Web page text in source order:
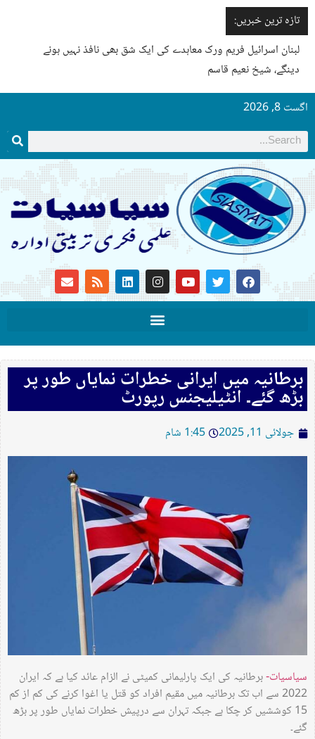
تازہ ترین خبریں:
لبنان اسرائیل فریم ورک معاہدے کی ایک شق بھی نافذ نہیں ہونے
دینگے، شیخ نعیم قاسم
اگست 8, 2026
برطانیہ میں ایرانی خطرات نمایاں طور پر
بڑھ گئے۔ انٹیلیجنس رپورٹ
جولائی 11, 2025 1:45 شام
سیاسیات-برطانیہ کی ایک پارلیمانی کمیٹی نے الزام عائد کیا ہے کہ ایران
2022 سے اب تک برطانیہ میں مقیم افراد کو قتل یا اغوا کرنے کی کم از کم
15 کوششیں کر چکا ہے جبکہ تہران سے درپیش خطرات نمایاں طور پر بڑھ
گئے۔